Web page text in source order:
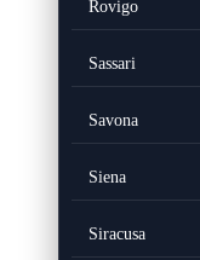
Rovigo
Sassari
Savona
Siena
Siracusa